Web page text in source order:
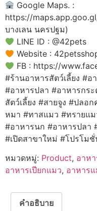
Google Maps. :
https://
บางเลน นครปฐม)
LINE ID : @42pets
Website :
FB : https://
#ร้านอาหารสัตว์เลี้ยง #
#อาหารปลา #อาหารกร
สัตว์เลี้ยง #สายจูง #ปล
หมา #ทาสแมว #ทรายแ
#อาหารนก #อาหารปลา
#เปิดสาขาใหม่ #โปรโม
หมวดหมู่: Product, อาห
อาหารเปียกแมว, อาหาร
คำอธิบาย